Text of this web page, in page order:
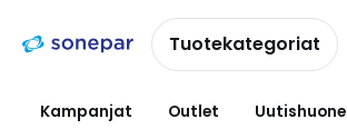
navigointiinsisältöönTuotekategoriat
Kampanjat Outlet Uutishuone